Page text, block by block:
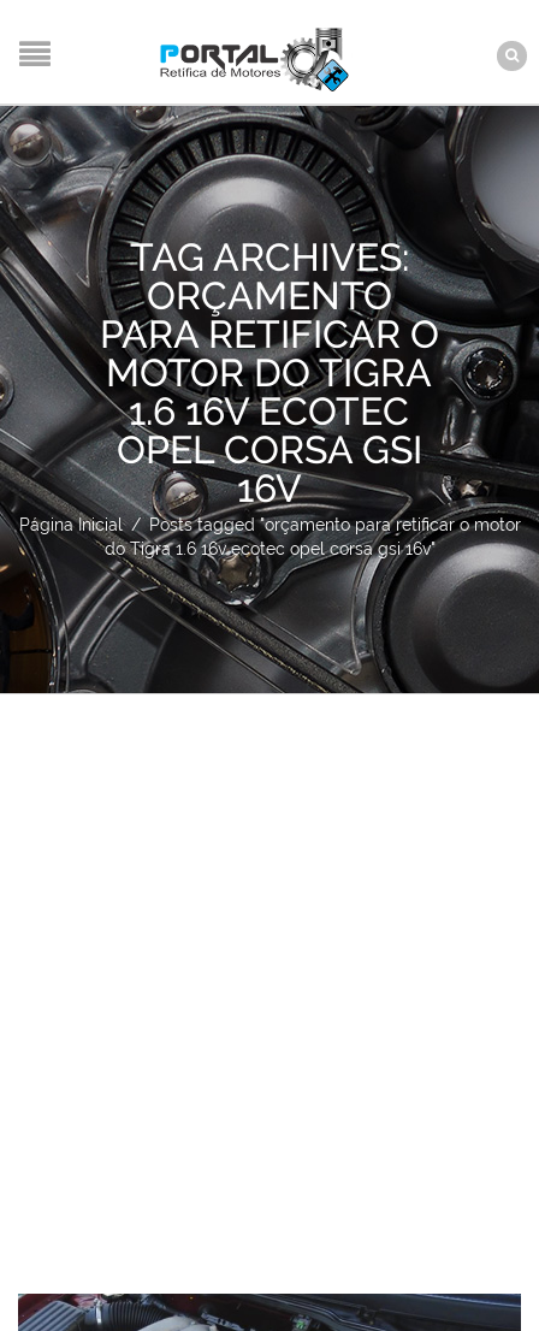
TAG ARCHIVES:
ORÇAMENTO
PARA RETIFICAR O
MOTOR DO TIGRA
1.6 16V ECOTEC
OPEL CORSA GSI
16V
Página Inicial / Posts tagged "orçamento para retificar o motor
do Tigra 1.6 16v ecotec opel corsa gsi 16v"